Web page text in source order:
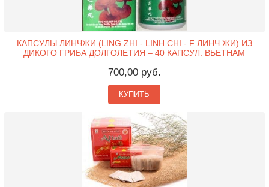
КАПСУЛЫ ЛИНЧЖИ (LING ZHI - LINH CHI - F ЛИНЧ ЖИ) ИЗ
ДИКОГО ГРИБА ДОЛГОЛЕТИЯ – 40 КАПСУЛ. ВЬЕТНАМ
700,00 руб.
КУПИТЬ